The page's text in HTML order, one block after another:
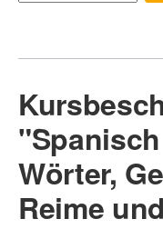
Wörter,
Reime